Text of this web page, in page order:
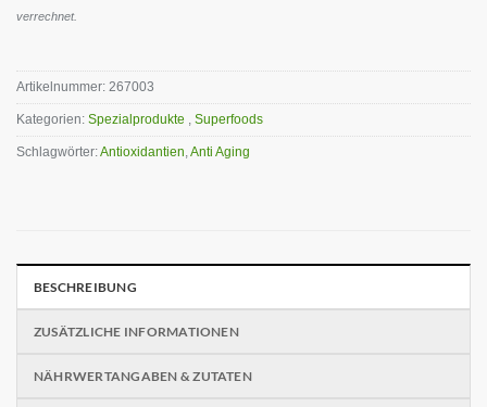
verrechnet.
Artikelnummer: 267003
Kategorien: Spezialprodukte , Superfoods
Schlagwörter:Antioxidantien,Anti Aging
BESCHREIBUNG
ZUSÄTZLICHE INFORMATIONEN
NÄHRWERTANGABEN & ZUTATEN